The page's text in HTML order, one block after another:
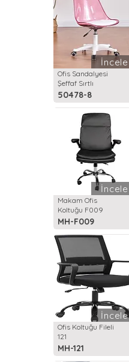
İncele
Ofis Sandalyesi
Şeffaf Sırtlı
50478-8
İncele
Makam Ofis
Koltuğu F009
MH-F009
İncele
Ofis Koltuğu Fileli
121
MH-121